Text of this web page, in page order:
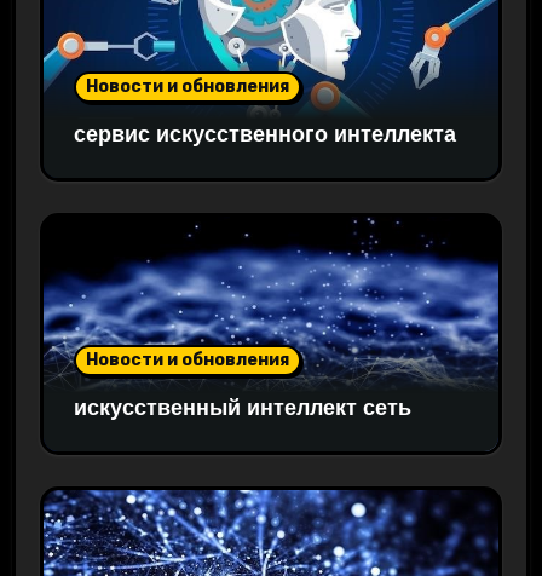
Новости и обновления
сервис искусственного интеллекта
Новости и обновления
искусственный интеллект сеть